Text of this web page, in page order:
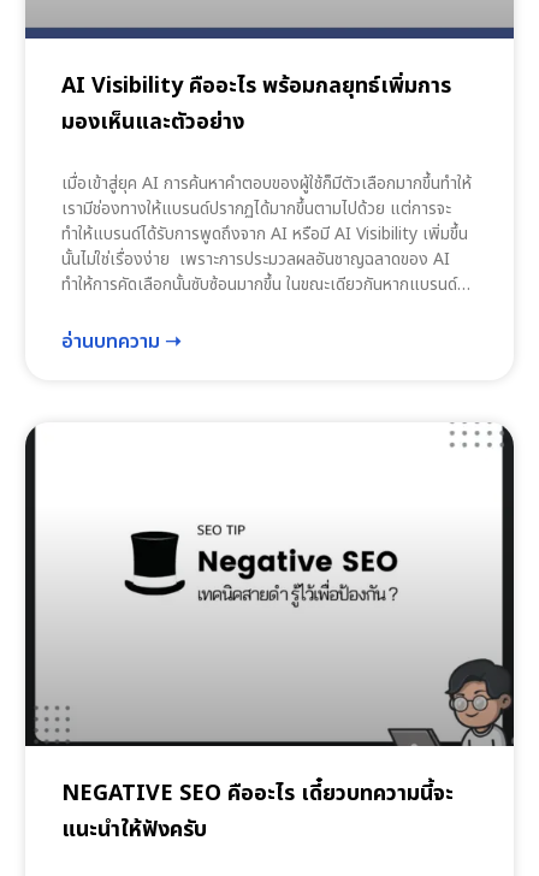
AI Visibility คืออะไร พร้อมกลยุทธ์เพิ่มการ
มองเห็นและตัวอย่าง
เมื่อเข้าสู่ยุค AI การค้นหาคำตอบของผู้ใช้ก็มีตัวเลือกมากขึ้นทำให้
เรามีช่องทางให้แบรนด์ปรากฏได้มากขึ้นตามไปด้วย แต่การจะ
ทำให้แบรนด์ได้รับการพูดถึงจาก AI หรือมี AI Visibility เพิ่มขึ้น
นั้นไม่ใช่เรื่องง่าย เพราะการประมวลผลอันชาญฉลาดของ AI
ทำให้การคัดเลือกนั้นซับซ้อนมากขึ้น ในขณะเดียวกันหากแบรนด์
เชื่อถือหรืออิทธิพลให้กับแบรนด์ได้มากขึ้นตามไปด้วย
อ่านบทความ ➝
NEGATIVE SEO คืออะไร เดี๋ยวบทความนี้จะ
แนะนำให้ฟังครับ